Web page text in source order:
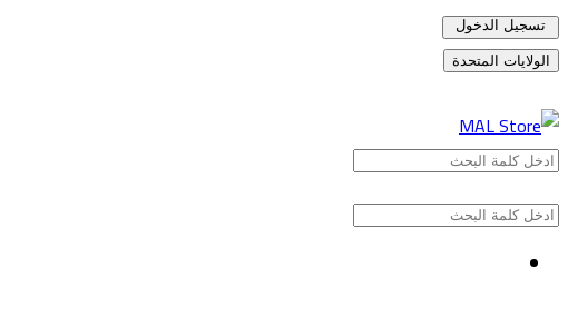
تسجيل الدخول
الولايات المتحدة